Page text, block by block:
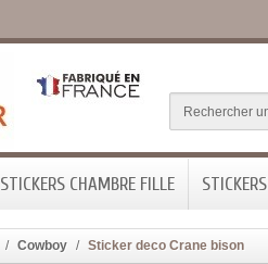
STICKERS CHAMBRE FILLE
Cowboy Sticker deco Crane bison